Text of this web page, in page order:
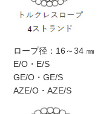
ロープ径：16～34 ㎜
E/O・E/S
GE/O・GE/S
AZE/O・AZE/S